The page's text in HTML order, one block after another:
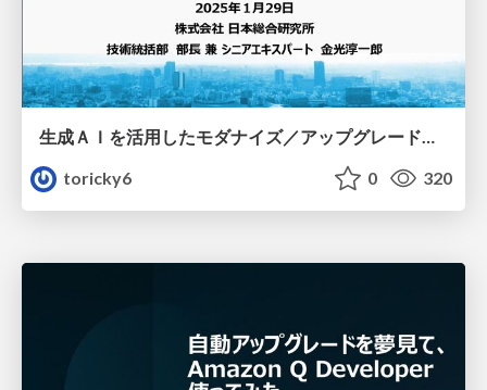
生成ＡＩを活用したモダナイズ／アップグレードおよび、シフトレフト推進について
toricky6
0 320